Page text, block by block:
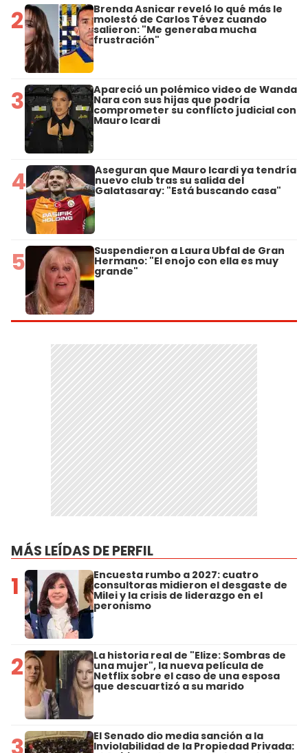
2 Brenda Asnicar reveló lo qué más le
molestó de Carlos Tévez cuando
salieron: "Me generaba mucha
frustración"
3 Apareció un polémico video de Wanda
Nara con sus hijas que podría
comprometer su conflicto judicial con
Mauro Icardi
4 Aseguran que Mauro Icardi ya tendría
nuevo club tras su salida del
Galatasaray: "Está buscando casa"
5 Suspendieron a Laura Ubfal de Gran
Hermano: "El enojo con ella es muy
grande"
MÁS LEÍDAS DE PERFIL
1 Encuesta rumbo a 2027: cuatro
consultoras midieron el desgaste de
Milei y la crisis de liderazgo en el
peronismo
2 La historia real de "Elize: Sombras de
una mujer", la nueva película de
Netflix sobre el caso de una esposa
que descuartizó a su marido
El Senado dio media sanción a la
Inviolabilidad de la Propiedad Privada: